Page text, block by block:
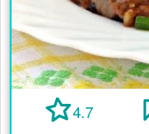
4.7